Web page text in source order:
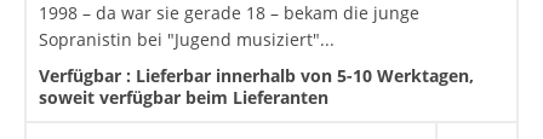
1998 – da war sie gerade 18 – bekam die junge
Sopranistin bei "Jugend musiziert"...
Verfügbar : Lieferbar innerhalb von 5-10 Werktagen,
soweit verfügbar beim Lieferanten